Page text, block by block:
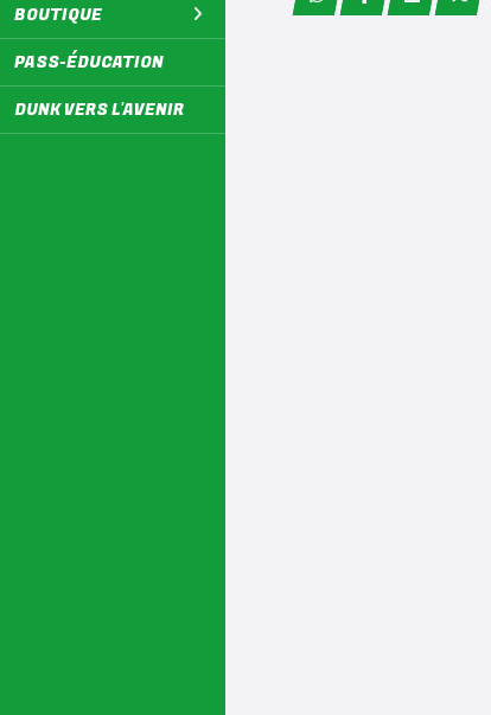
BOUTIQUE
PASS-ÉDUCATION
DUNK VERS L'AVENIR